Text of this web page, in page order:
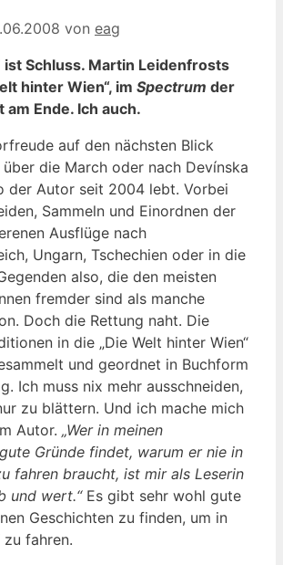
von eag
Schluss. Martin Leidenfrosts
hinter Wien“, im Spectrum der
am Ende. Ich auch.
auf den nächsten Blick
die March oder nach Devínska
der Autor seit 2004 lebt. Vorbei
Sammeln und Einordnen der
Ausflüge nach
Ungarn, Tschechien oder in die
also, die den meisten
fremder sind als manche
Doch die Rettung naht. Die
in die „Die Welt hinter Wien“
und geordnet in Buchform
Ich muss nix mehr ausschneiden,
zu blättern. Und ich mache mich
Autor. „Wer in meinen
Gründe findet, warum er nie in
fahren braucht, ist mir als Leserin
und wert.“Es gibt sehr wohl gute
Geschichten zu finden, um in
zu fahren.